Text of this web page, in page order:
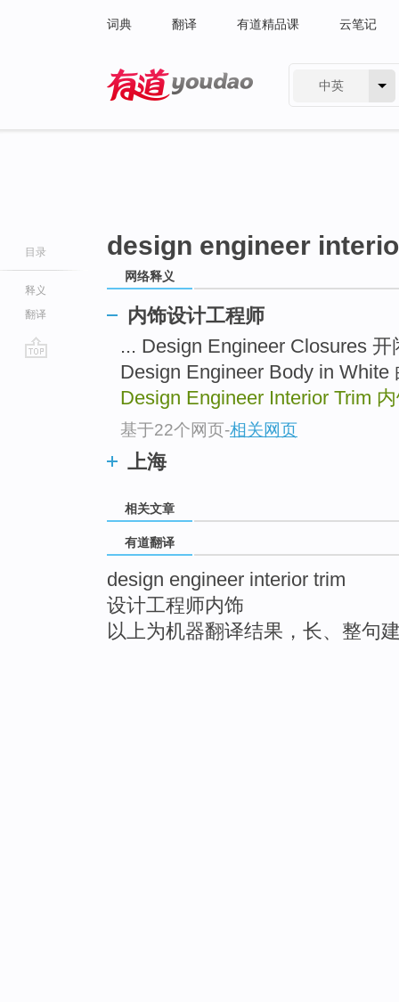
词典 翻译 有道精品课 云笔记
中英
目录
释义
翻译
design engineer
网络释义
内饰设计工程师
... Design Engineer Closures
Design Engineer Body in
Design Engineer Interior Trim
基于22个网页-相关网页
上海
相关文章
有道翻译
design engineer interior trim
设计工程师内饰
以上为机器翻译结果，长、整句